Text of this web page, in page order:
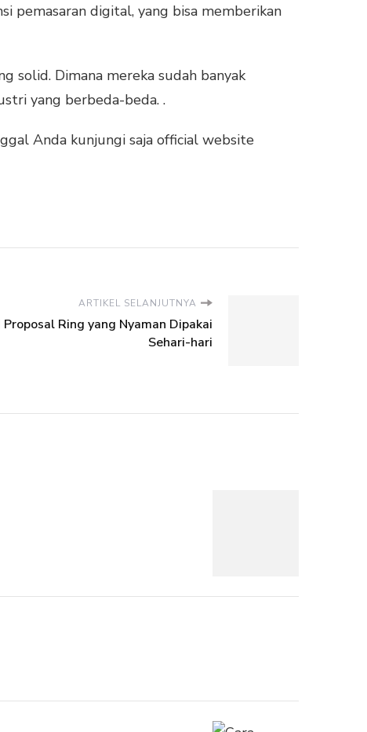
pemasaran digital, yang bisa memberikan
solid. Dimana mereka sudah banyak
yang berbeda-beda. .
Anda kunjungi saja official website
ARTIKEL SELANJUTNYA
Ring yang Nyaman Dipakai
Sehari-hari